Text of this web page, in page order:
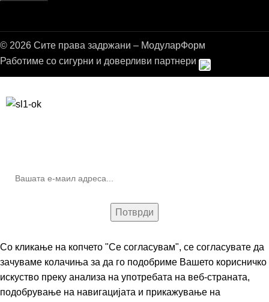
© 2026 Сите права задржани – МодуларФорм
Работиме со сигурни и доверливи партнери
Со кликање на копчето "Се согласувам", се согласувате да
зачуваме колачиња за да го подобриме Вашето корисничко
искуство преку анализа на употребата на веб-страната,
подобрување на навигацијата и прикажување на